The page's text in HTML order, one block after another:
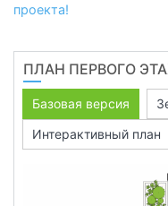
проекта!
ПЛАН ПЕРВОГО
Базовая версия
Интерактивный план